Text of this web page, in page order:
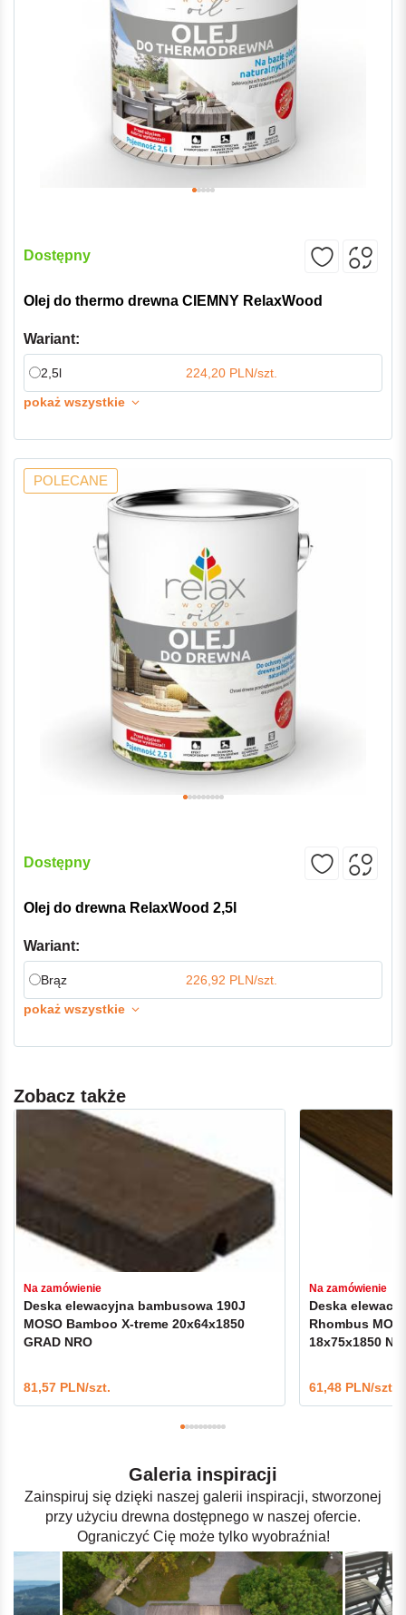
Dostępny
Olej do thermo drewna CIEMNY RelaxWood
Wariant:
2,5l
224,20 PLN/szt.
pokaż wszystkie
POLECANE
Dostępny
Olej do drewna RelaxWood 2,5l
Wariant:
Brąz
226,92 PLN/szt.
pokaż wszystkie
Zobacz także
Na zamówienie
Deska elewacyjna bambusowa 190J
MOSO Bamboo X-treme 20x64x1850
GRAD NRO
81,57 PLN/szt.
Na zamówienie
Deska
Rhombus
18x75x1850
61,48 PLN/szt.
Galeria inspiracji
Zainspiruj się dzięki naszej galerii inspiracji, stworzonej
przy użyciu drewna dostępnego w naszej ofercie.
Ograniczyć Cię może tylko wyobraźnia!